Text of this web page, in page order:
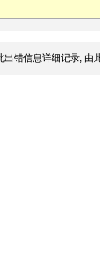
错信息详细记录, 由